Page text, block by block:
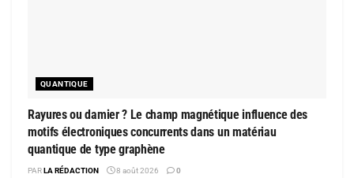
QUANTIQUE
Rayures ou damier ? Le champ magnétique influence des
motifs électroniques concurrents dans un matériau
quantique de type graphène
PARLA RÉDACTION 8 août 2026 0